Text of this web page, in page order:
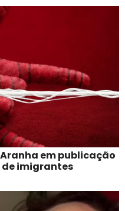
em publicação
de imigrantes